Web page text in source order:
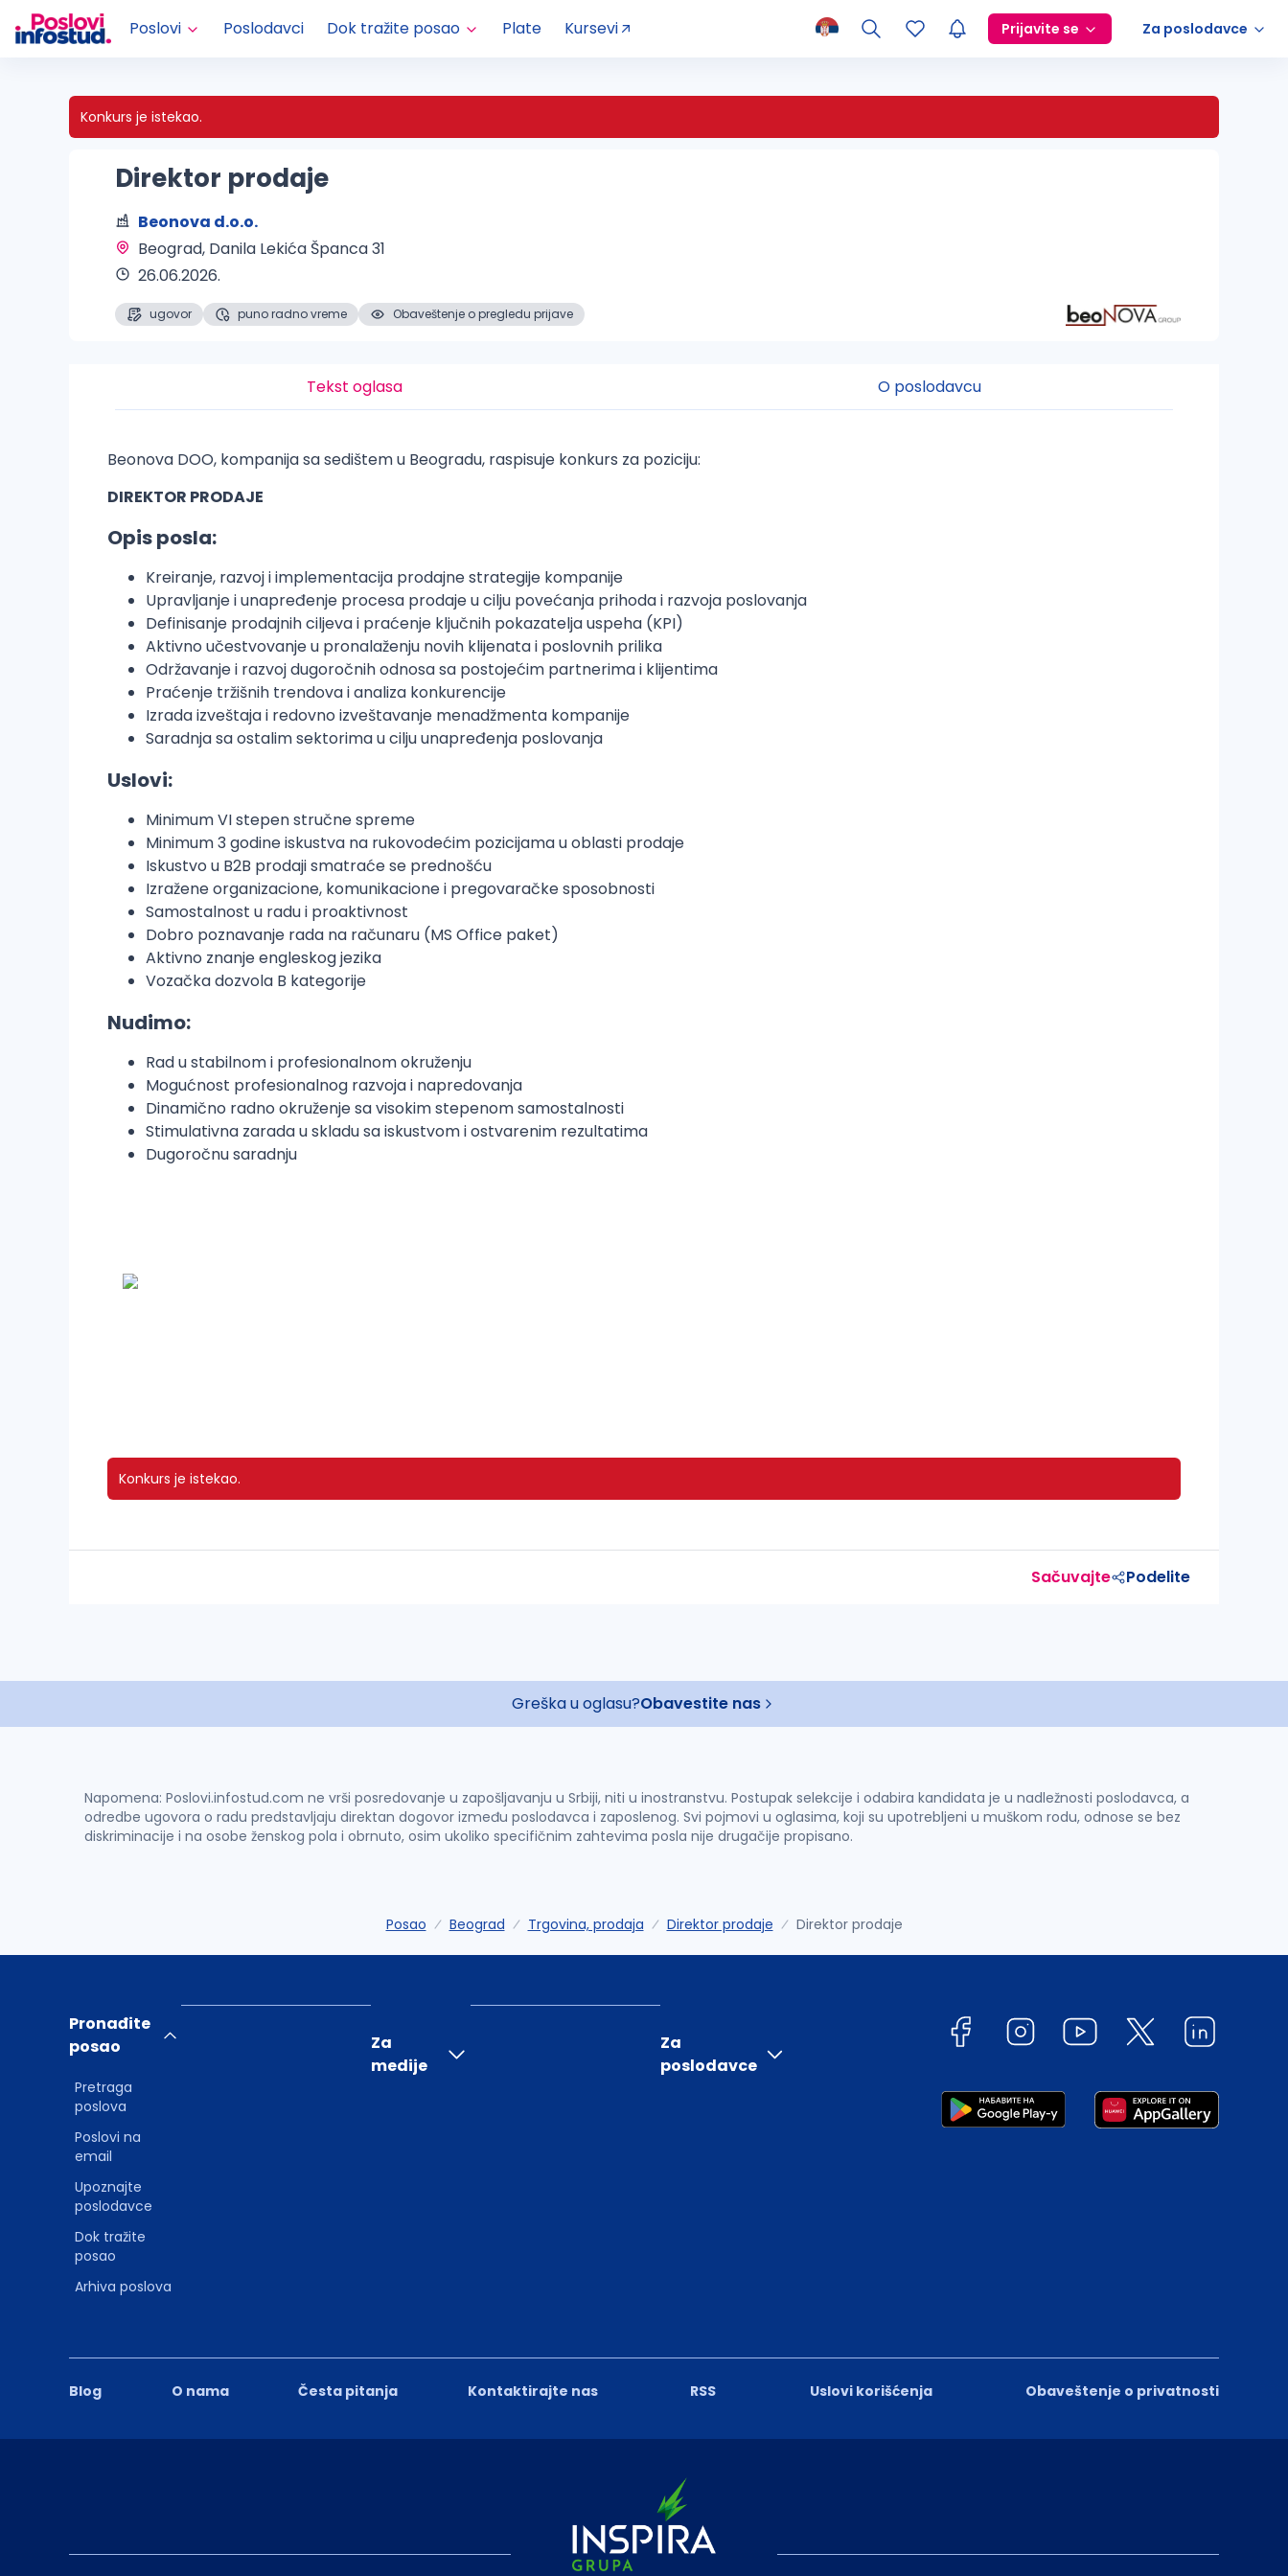
Poslovi Poslodavci Dok tražite posao Plate Kursevi Prijavite se Za poslodavce
Konkurs je istekao.
Direktor prodaje
Beonova d.o.o.
Beograd, Danila Lekića Španca 31
26.06.2026.
ugovor puno radno vreme Obaveštenje o pregledu prijave
Tekst oglasa O poslodavcu
Beonova DOO, kompanija sa sedištem u Beogradu, raspisuje konkurs za poziciju:
DIREKTOR PRODAJE
Opis posla:
Kreiranje, razvoj i implementacija prodajne strategije kompanije
Upravljanje i unapređenje procesa prodaje u cilju povećanja prihoda i razvoja poslovanja
Definisanje prodajnih ciljeva i praćenje ključnih pokazatelja uspeha (KPI)
Aktivno učestvovanje u pronalaženju novih klijenata i poslovnih prilika
Održavanje i razvoj dugoročnih odnosa sa postojećim partnerima i klijentima
Praćenje tržišnih trendova i analiza konkurencije
Izrada izveštaja i redovno izveštavanje menadžmenta kompanije
Saradnja sa ostalim sektorima u cilju unapređenja poslovanja
Uslovi:
Minimum VI stepen stručne spreme
Minimum 3 godine iskustva na rukovodećim pozicijama u oblasti prodaje
Iskustvo u B2B prodaji smatraće se prednošću
Izražene organizacione, komunikacione i pregovaračke sposobnosti
Samostalnost u radu i proaktivnost
Dobro poznavanje rada na računaru (MS Office paket)
Aktivno znanje engleskog jezika
Vozačka dozvola B kategorije
Nudimo:
Rad u stabilnom i profesionalnom okruženju
Mogućnost profesionalnog razvoja i napredovanja
Dinamično radno okruženje sa visokim stepenom samostalnosti
Stimulativna zarada u skladu sa iskustvom i ostvarenim rezultatima
Dugoročnu saradnju
Konkurs je istekao.
Sačuvajte Podelite
Greška u oglasu?Obavestite nas
Napomena: Poslovi.infostud.com ne vrši posredovanje u zapošljavanju u Srbiji, niti u inostranstvu. Postupak selekcije i odabira kandidata je u nadležnosti poslodavca, a
odredbe ugovora o radu predstavljaju direktan dogovor između poslodavca i zaposlenog. Svi pojmovi u oglasima, koji su upotrebljeni u muškom rodu, odnose se bez
diskriminacije i na osobe ženskog pola i obrnuto, osim ukoliko specifičnim zahtevima posla nije drugačije propisano.
Posao Beograd Trgovina, prodaja Direktor prodaje Direktor prodaje
Blog O nama Česta pitanja Kontaktirajte nas RSS Uslovi korišćenja Obaveštenje o privatnosti
Pronađite
posao
Pretraga
poslova
Poslovi na
email
Upoznajte
poslodavce
Dok tražite
posao
Arhiva poslova
Za
medije
Za
poslodavce